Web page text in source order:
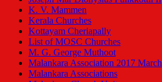
K. V. Mammen
Kerala Churches
Kottayam Cheriapally
List of MOSC Churches
M. G. George Muthoot
Malankara Association 2017 March
Malankara Associations